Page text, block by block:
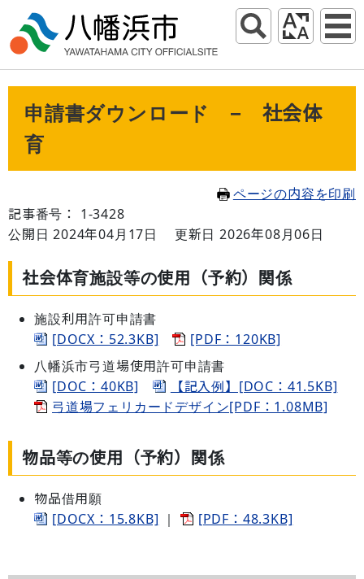
申請書ダウンロード − 社会体
育
ページの内容を印刷
記事番号： 1-3428
公開日 2024年04月17日
更新日 2026年08月06日
社会体育施設等の使用（予約）関係
施設利用許可申請書
[DOCX：52.3KB]
[PDF：120KB]
八幡浜市弓道場使用許可申請書
[DOC：40KB]
【記入例】[DOC：41.5KB]
弓道場フェリカードデザイン[PDF：1.08MB]
物品等の使用（予約）関係
物品借用願
[DOCX：15.8KB] ｜ [PDF：48.3KB]